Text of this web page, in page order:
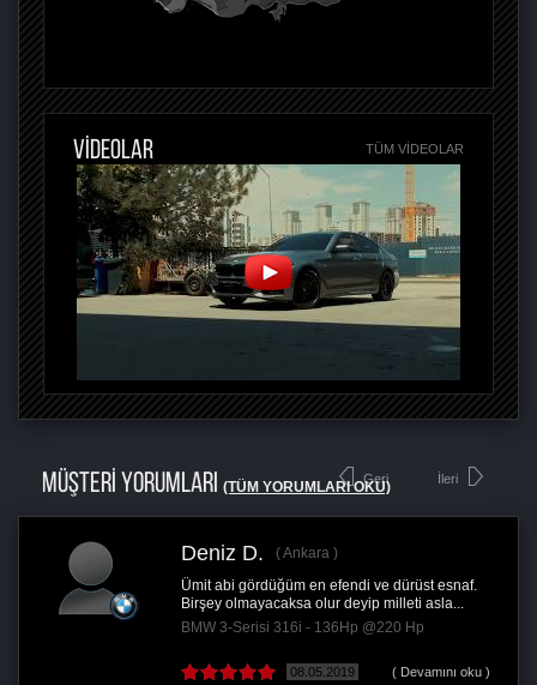
VİDEOLAR TÜM VIDEOLAR
MÜŞTERİ YORUMLARI (TÜM YORUMLARI OKU)
Geri
Deniz D.
Ankara
Ümit abi gördüğüm en efendi ve dürüst esnaf.
Birşey olmayacaksa olur deyip milleti asla...
BMW 3-Serisi 316i - 136Hp @220 Hp
08.05.2019 ( Devamını oku )
İleri